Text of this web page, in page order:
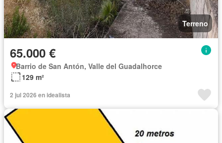
Terreno
65.000 €
Barrio de San Antón, Valle del Guadalhorce
129 m²
2 jul 2026 en idealista